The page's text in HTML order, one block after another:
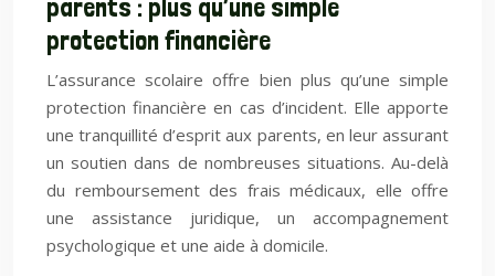
parents : plus qu’une simple
protection financière
L’assurance scolaire offre bien plus qu’une simple
protection financière en cas d’incident. Elle apporte
une tranquillité d’esprit aux parents, en leur assurant
un soutien dans de nombreuses situations. Au-delà
du remboursement des frais médicaux, elle offre
une assistance juridique, un accompagnement
psychologique et une aide à domicile.